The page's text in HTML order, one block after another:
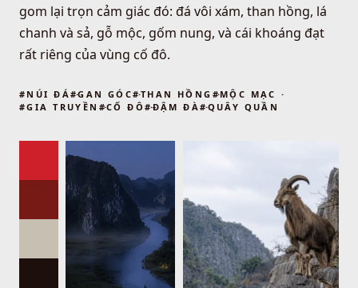
gom lại trọn cảm giác đó: đá vôi xám, than hồng, lá
chanh và sả, gỗ mộc, gốm nung, và cái khoáng đạt
rất riêng của vùng cố đô.
# NÚI ĐÁ#GAN GÓC#THAN HỒNG #MỘC MẠC
#GIA TRUYỀN #CỐ ĐÔ#ĐẬM ĐÀ#QUÂY QUẦN